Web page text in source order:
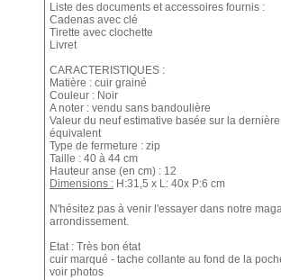
Liste des documents et accessoires fournis :
Cadenas avec clé
Tirette avec clochette
Livret
CARACTERISTIQUES :
Matière : cuir grainé
Couleur : Noir
A noter : vendu sans bandoulière
Valeur du neuf estimative basée sur la
équivalent
Type de fermeture : zip
Taille : 40 à 44 cm
Hauteur anse (en cm) : 12
Dimensions : H:31,5 x L: 40x P:6 cm
N'hésitez pas à venir l'essayer dans notre
arrondissement.
Etat : Très bon état
cuir marqué - tache collante au fond de la
voir photos